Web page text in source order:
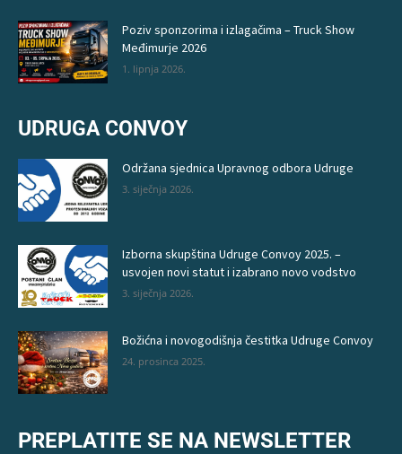
Poziv sponzorima i izlagačima – Truck Show
Međimurje 2026
1. lipnja 2026.
UDRUGA CONVOY
Održana sjednica Upravnog odbora Udruge
3. siječnja 2026.
Izborna skupština Udruge Convoy 2025. –
usvojen novi statut i izabrano novo vodstvo
3. siječnja 2026.
Božićna i novogodišnja čestitka Udruge Convoy
24. prosinca 2025.
PREPLATITE SE NA NEWSLETTER